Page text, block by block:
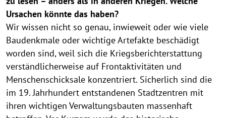
Ursachen könnte das haben?
Wir wissen nicht so genau, inwieweit oder wie viele
Baudenkmale oder wichtige Artefakte beschädigt
worden sind, weil sich die Kriegsberichterstattung
verständlicherweise auf Frontaktivitäten und
Menschenschicksale konzentriert. Sicherlich sind die
im 19. Jahrhundert entstandenen Stadtzentren mit
ihren wichtigen Verwaltungsbauten massenhaft